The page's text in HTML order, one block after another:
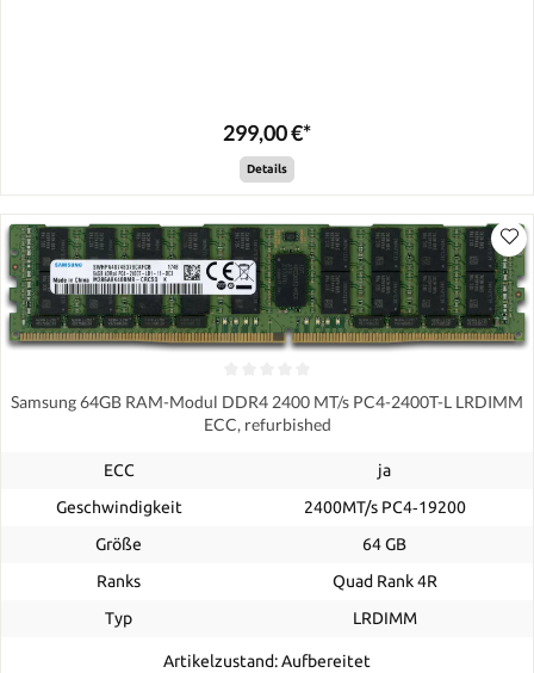
299,00 €*
Details
Samsung 64GB RAM-Modul DDR4 2400 MT/s PC4-2400T-L LRDIMM
ECC, refurbished
ECC
ja
Geschwindigkeit
2400MT/s PC4‑19200
Größe
64 GB
Ranks
Quad Rank 4R
Typ
LRDIMM
Artikelzustand: Aufbereitet